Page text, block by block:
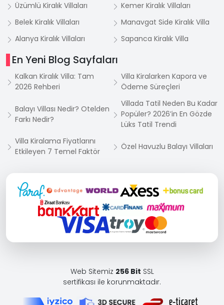
Üzümlü Kiralık Villaları
Kemer Kiralık Villaları
Belek Kiralık Villaları
Manavgat Side Kiralık Villa
Alanya Kiralık Villaları
Sapanca Kiralık Villa
En Yeni Blog Sayfaları
Kalkan Kiralık Villa: Tam
2026 Rehberi
Villa Kiralarken Kapora ve
Ödeme Süreçleri
Balayı Villası Nedir? Otelden
Farkı Nedir?
Villada Tatil Neden Bu Kadar
Popüler? 2026’in En Gözde
Lüks Tatil Trendi
Villa Kiralama Fiyatlarını
Etkileyen 7 Temel Faktör
Özel Havuzlu Balayı Villaları
Web Sitemiz 256 Bit SSL
sertifikası ile korunmaktadır.